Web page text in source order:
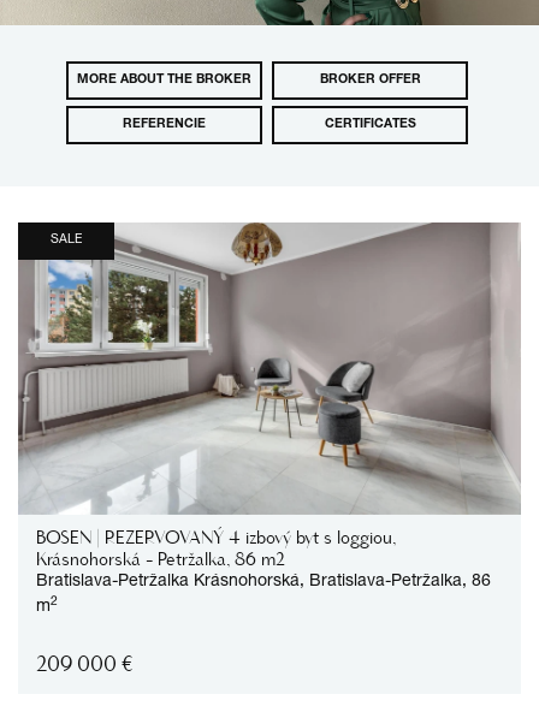
MORE ABOUT THE BROKER BROKER OFFER
REFERENCIE CERTIFICATES
SALE
BOSEN | REZERVOVANÝ 4 izbový byt s loggiou,
Krásnohorská - Petržalka, 86 m2
Bratislava-Petržalka Krásnohorská, Bratislava-Petržalka, 86
m2
209 000 €